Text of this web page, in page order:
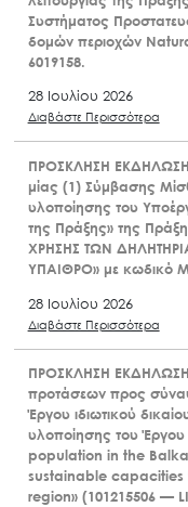
Συστήματος
δομών περιοχών
6019158.
28 Ιουλίου 2026
Διαβάστε Περισσότερα
ΠΡΟΣΚΛΗΣΗ
μίας (1) Σύμβασης
υλοποίησης του
της Πράξης» της
ΧΡΗΣΗΣ ΤΩΝ
ΥΠΑΙΘΡΟ» με κωδικό
28 Ιουλίου 2026
Διαβάστε Περισσότερα
ΠΡΟΣΚΛΗΣΗ
προτάσεων προς
Έργου ιδιωτικού
υλοποίησης του
population in the
sustainable capacities
region» (101215506 —